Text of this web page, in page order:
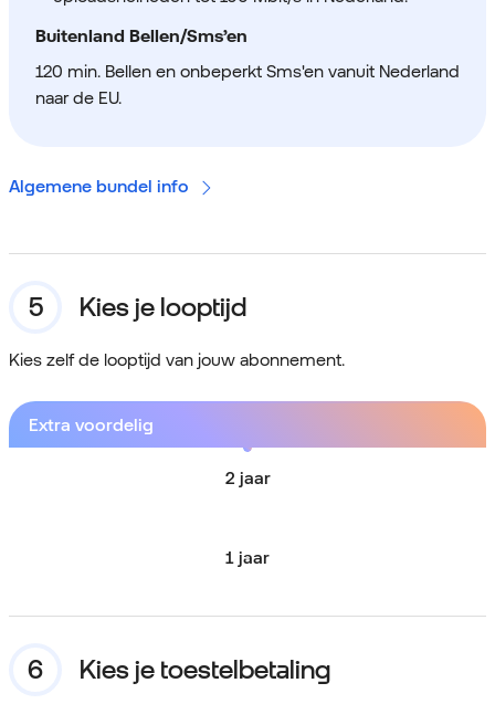
Buitenland Bellen/Sms’en
120 min. Bellen en onbeperkt Sms'en vanuit Nederland
naar de EU.
Algemene bundel info
Kies je looptijd
Kies zelf de looptijd van jouw abonnement.
Extra voordelig
2 jaar
1 jaar
Kies je toestelbetaling